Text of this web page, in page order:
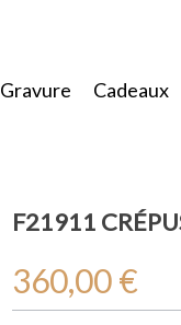
Gravure Cadeaux
F21911
360,00 €